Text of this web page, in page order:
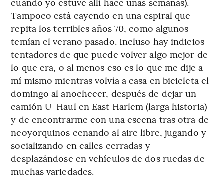
Tampoco está cayendo en una espiral que
repita los terribles años 70, como algunos
temían el verano pasado. Incluso hay indicios
tentadores de que puede volver algo mejor de
lo que era, o al menos eso es lo que me dije a
mí mismo mientras volvía a casa en bicicleta el
domingo al anochecer, después de dejar un
camión U-Haul en East Harlem (larga historia)
y de encontrarme con una escena tras otra de
neoyorquinos cenando al aire libre, jugando y
socializando en calles cerradas y
desplazándose en vehículos de dos ruedas de
muchas variedades.